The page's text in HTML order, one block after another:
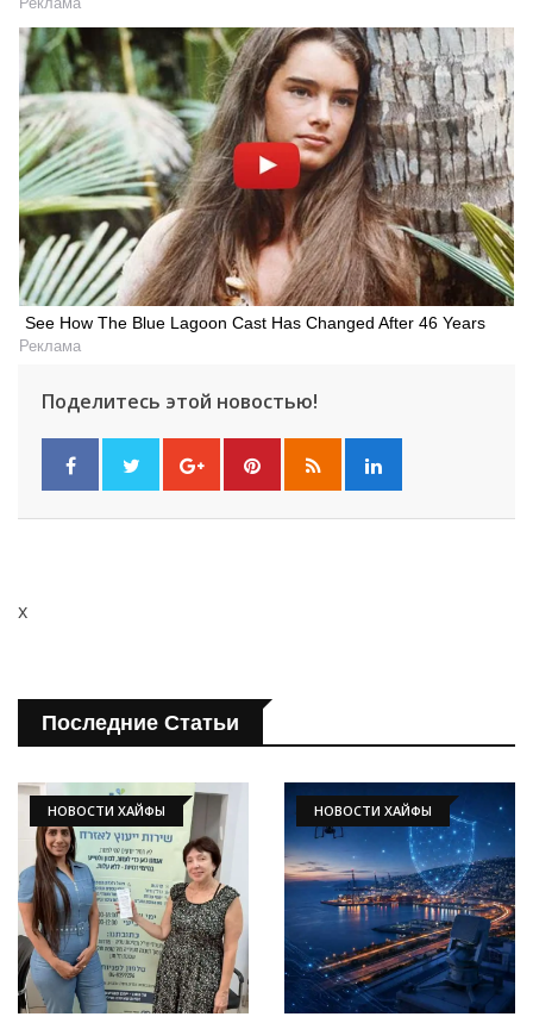
See How The Blue Lagoon Cast Has Changed After 46 Years
Реклама
Поделитесь этой новостью!
x
Последние Статьи
НОВОСТИ ХАЙФЫ НОВОСТИ ХАЙФЫ